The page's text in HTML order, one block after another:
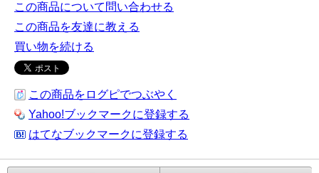
この商品について問い合わせる
この商品を友達に教える
買い物を続ける
この商品をログピでつぶやく
Yahoo!ブックマークに登録する
はてなブックマークに登録する